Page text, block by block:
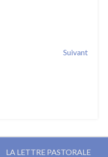
Suivant
LA LETTRE PASTORALE